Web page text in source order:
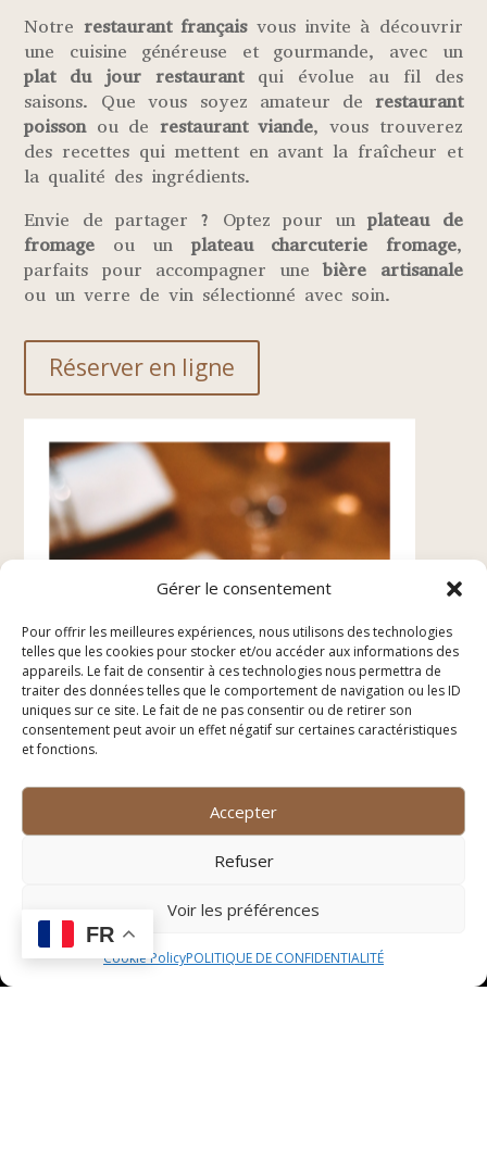
Gérer le consentement
Pour offrir les meilleures expériences, nous utilisons des technologies
telles que les cookies pour stocker et/ou accéder aux informations des
appareils. Le fait de consentir à ces technologies nous permettra de
traiter des données telles que le comportement de navigation ou les ID
uniques sur ce site. Le fait de ne pas consentir ou de retirer son
consentement peut avoir un effet négatif sur certaines caractéristiques
et fonctions.
Accepter
Refuser
Voir les préférences
Cookie PolicyPOLITIQUE DE CONFIDENTIALITÉ
Notre restaurant françaisvous invite à découvrir
une cuisine généreuse et gourmande, avec un
plat du jour restaurantqui évolue au fil des
saisons. Que vous soyez amateur de restaurant
poissonou de restaurant viande, vous trouverez
des recettes qui mettent en avant la fraîcheur et
la qualité des ingrédients.
Envie de partager ? Optez pour unplateau de
fromage ou un plateau charcuterie fromage,
parfaits pour accompagner unebière artisanale
ou un verre de vin sélectionné avec soin.
Réserver en ligne
FR